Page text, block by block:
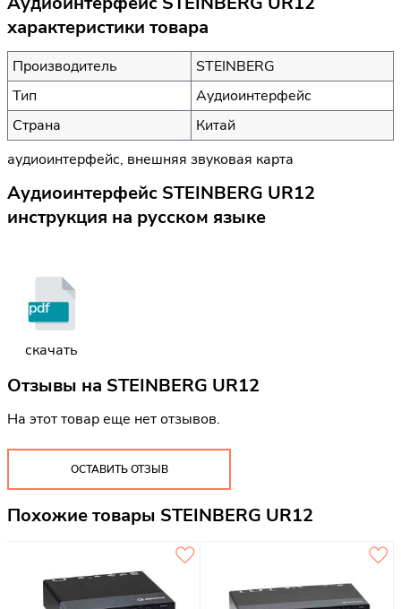
характеристики товара
Производитель
STEINBERG
Тип
Аудиоинтерфейс
Страна
Китай
аудиоинтерфейс, внешняя звуковая карта
Аудиоинтерфейс STEINBERG UR12
инструкция на русском языке
pdf
скачать
Отзывы на STEINBERG UR12
На этот товар еще нет отзывов.
ОСТАВИТЬ ОТЗЫВ
Похожие товары STEINBERG UR12